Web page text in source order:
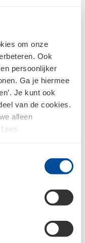
om onze
Ook
persoonlijker
Ga je hiermee
Je kunt ook
van de cookies.
alleen
Amadore